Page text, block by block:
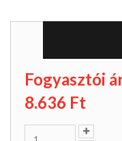
Fogyasztói
8.636 Ft